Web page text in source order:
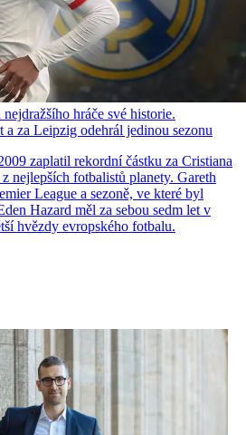
hráče své historie.
a za Leipzig odehrál jedinou sezonu
zaplatil rekordní částku za Cristiana
nejlepších fotbalistů planety. Gareth
League a sezoně, ve které byl
Hazard měl za sebou sedm let v
hvězdy evropského fotbalu.